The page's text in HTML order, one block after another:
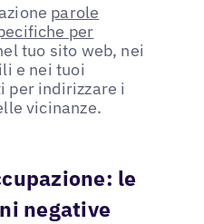
parole
per
tuo sito web, nei
e nei tuoi
per indirizzare i
vicinanze.
le
negative